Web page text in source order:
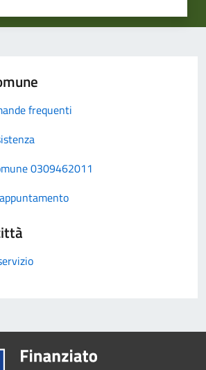
frequenti
0309462011